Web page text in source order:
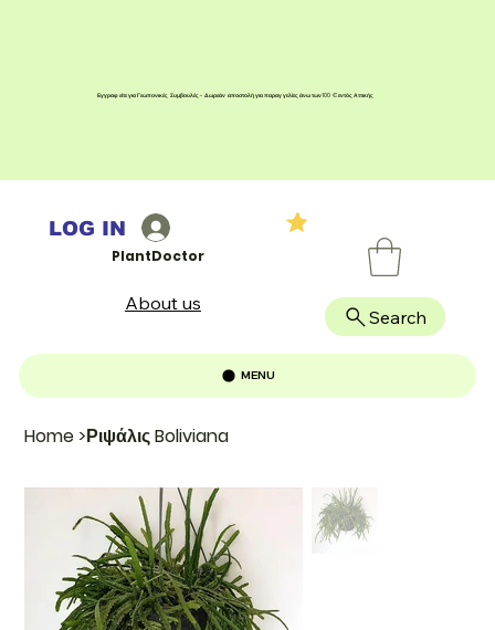
Home >Ριψάλις Boliviana
Εγγραφείτε για Γεωπονικές Συμβουλές - Δωρεάν αποστολή για παραγγελίες άνω των 100 € εντός Αττικής
PlantDoctor
Search
MENU
LOG IN
About us